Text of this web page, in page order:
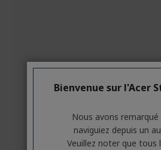
Bienvenue sur l'Acer
Nous avons remarqué
naviguiez depuis un
Veuillez noter que tous